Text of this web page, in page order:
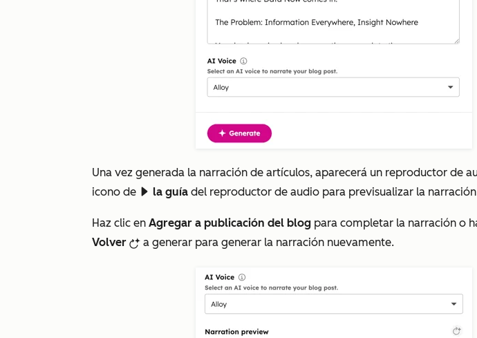
Una vez generada la narración de artículos, aparecerá un reproductor de
icono de
playerPlayfd la guía del reproductor de audio para previsualizar la
Haz clic en Agregar a publicación del blog para completar la narración o
Volver breezeRegenerateIcon a generar para generar la narración nuevamente.